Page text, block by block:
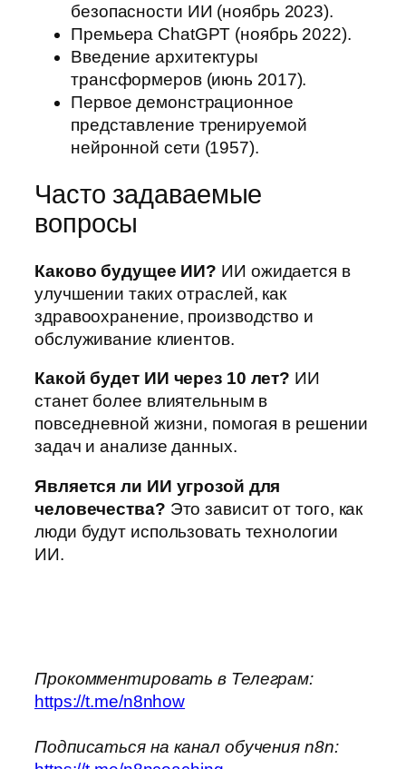
безопасности ИИ (ноябрь 2023).
Премьера ChatGPT (ноябрь 2022).
Введение архитектуры
трансформеров (июнь 2017).
Первое демонстрационное
представление тренируемой
нейронной сети (1957).
Часто задаваемые
вопросы
Каково будущее ИИ? ИИ ожидается в
улучшении таких отраслей, как
здравоохранение, производство и
обслуживание клиентов.
Какой будет ИИ через 10 лет? ИИ
станет более влиятельным в
повседневной жизни, помогая в решении
задач и анализе данных.
Является ли ИИ угрозой для
человечества? Это зависит от того, как
люди будут использовать технологии
ИИ.
Прокомментировать в Телеграм:
https://t.me/n8nhow
Подписаться на канал обучения n8n: